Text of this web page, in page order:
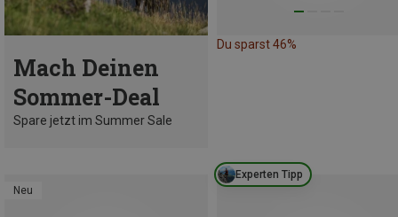
Mach Deinen
Sommer-Deal
Spare jetzt im Summer Sale
Du sparst 46%
Neu
Experten Tipp